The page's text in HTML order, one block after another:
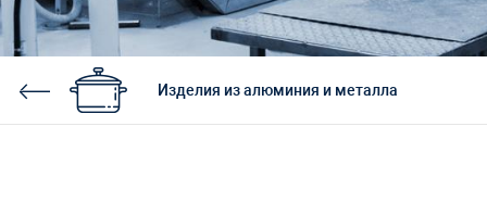
Изделия из алюминия и металла